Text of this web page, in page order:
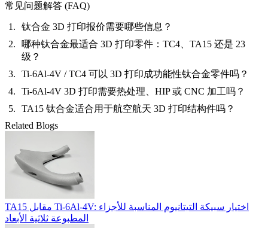
常见问题解答 (FAQ)
钛合金 3D 打印报价需要哪些信息？
哪种钛合金最适合 3D 打印零件：TC4、TA15 还是 23
级？
Ti-6Al-4V / TC4 可以 3D 打印成功能性钛合金零件吗？
Ti-6Al-4V 3D 打印需要热处理、HIP 或 CNC 加工吗？
TA15 钛合金适合用于航空航天 3D 打印结构件吗？
Related Blogs
TA15 مقابل Ti-6Al-4V: اختيار سبيكة التيتانيوم المناسبة للأجزاء
المطبوعة ثلاثية الأبعاد